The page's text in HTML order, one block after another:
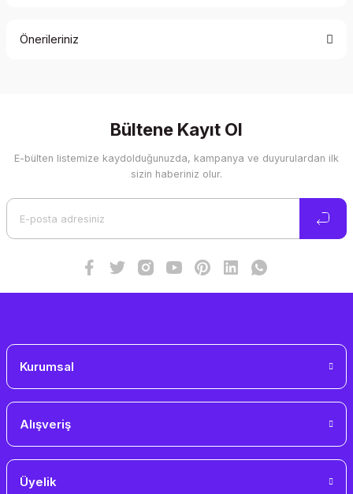
Önerileriniz
Görüş ve önerileriniz için teşekkür ederiz.
Ürün resmi kalitesiz, bozuk veya görüntülenemiyor.
Bültene Kayıt Ol
E-bülten listemize kaydolduğunuzda, kampanya ve duyurulardan ilk
sizin haberiniz olur.
Kurumsal
Alışveriş
Üyelik